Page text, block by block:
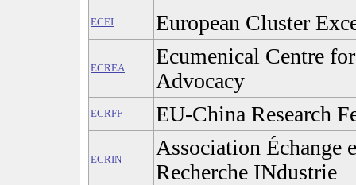
ECEI European Cluster
ECREA
Ecumenical Centre
Advocacy
ECRFF EU-China Research
ECRIN
Association Échange
Recherche INdustrie